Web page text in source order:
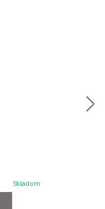
Skladom